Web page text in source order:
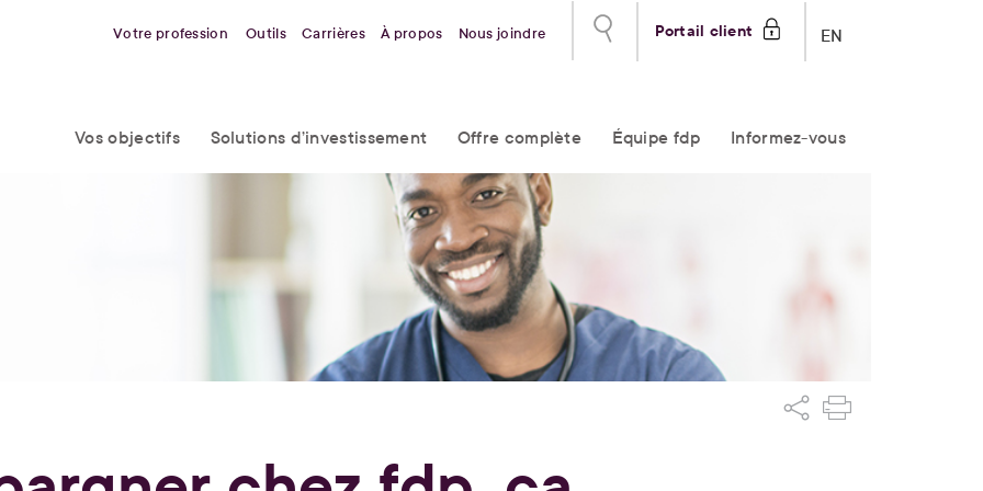
EN
Portail client
Votre profession Outils Carrières À propos Nous joindre
Vos objectifs Solutions d’investissement Offre complète Équipe fdp Informez-vous